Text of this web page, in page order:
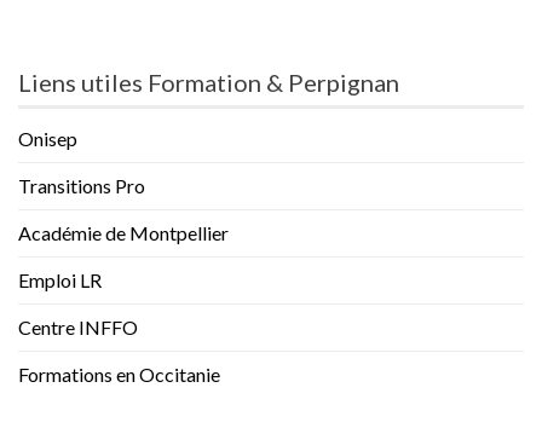
Liens utiles Formation & Perpignan
Onisep
Transitions Pro
Académie de Montpellier
Emploi LR
Centre INFFO
Formations en Occitanie